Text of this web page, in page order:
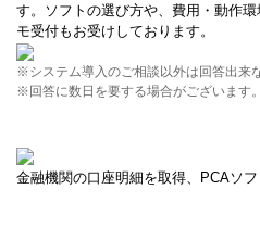
す。ソフトの選び方や、費用・動作
モ受付もお受けしております。
※システム導入のご相談以外は回答出来
※回答に数日を要する場合がございます。
金融機関の口座明細を取得、PCAソ